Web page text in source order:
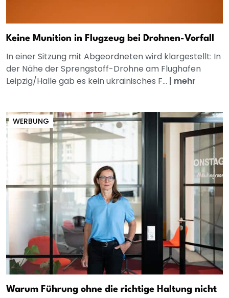
Keine Munition in Flugzeug bei Drohnen-Vorfall
In einer Sitzung mit Abgeordneten wird klargestellt: In
der Nähe der Sprengstoff-Drohne am Flughafen
Leipzig/Halle gab es kein ukrainisches F... | mehr
WERBUNG
Warum Führung ohne die richtige Haltung nicht